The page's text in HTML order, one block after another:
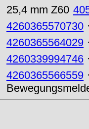
25,4 mm Z60
4260365570730
4260365564029
4260339994746
4260365566559